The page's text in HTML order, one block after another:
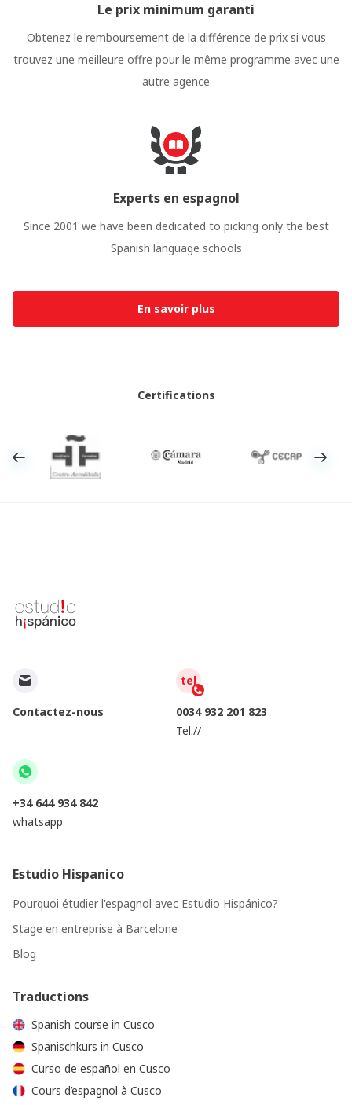
Le prix minimum garanti
Obtenez le remboursement de la différence de prix si vous
trouvez une meilleure offre pour le même programme avec une
autre agence
Experts en espagnol
Since 2001 we have been dedicated to picking only the best
Spanish language schools
En savoir plus
Certifications
Contactez-nous
tel
0034 932 201 823
Tel.//
+34 644 934 842
whatsapp
Estudio Hispanico
Pourquoi étudier l'espagnol avec Estudio Hispánico?
Stage en entreprise à Barcelone
Blog
Traductions
Spanish course in Cusco
Spanischkurs in Cusco
Curso de español en Cusco
Cours d’espagnol à Cusco